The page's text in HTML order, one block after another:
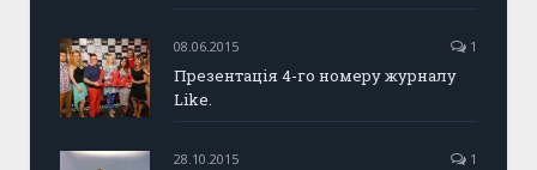
08.06.2015 1
Презентація 4-го номеру журналу
Like.
28.10.2015 1